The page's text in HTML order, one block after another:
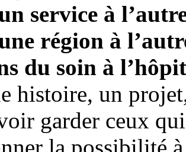
service à
région à
du soin à
histoire, un
garder ceux
la possibilité